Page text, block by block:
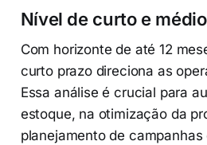
Nível de curto e
Com horizonte de até 12
curto prazo direciona as
Essa análise é crucial para
estoque, na otimização da
planejamento de